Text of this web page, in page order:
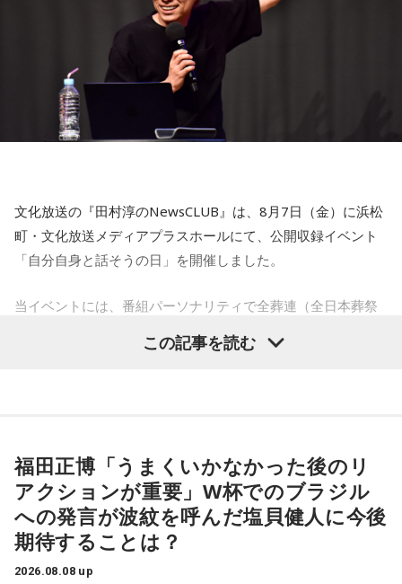
【5位】牡牛座（おうし座）
趣味や友達付き合いが活発な運気です。今日は心の充実感を
感じやすい日なので、好きなことをとことん楽しみましょ
う。ラッキーアイテムは、炭酸水。
【6位】乙女座（おとめ座）
【7位】牡羊座（おひつじ座）
マイペースに過ごせると良い日です。今日は部屋の片付けを
したり、書類の整理をしたり、身の回りの整理を心掛けて過
【8位】天秤座（てんびん座）
仕事運が好調な日。今日がお休みの人も忙しさが目立ちそう
に必要なことについて考えてみましょう。ラッキーアイテム
はコーヒー。
【10位】獅子座（しし座）
内省がテーマの日です。今日はこれまでを振り返って色々な
ことを見直してみましょう。スマホのデータの整理をした
文化放送の『田村淳のNewsCLUB』は、8月7日（金）に浜松
町・文化放送メディアプラスホールにて、公開収録イベント
「自分自身と話そうの日」を開催しました。
当イベントには、番組パーソナリティで全葬連（全日本葬祭
業協同組合連合会）のフューネラルアンバサダーも務める田
村淳と、アシスタントの砂山圭大郎アナウンサーが登壇。
昨年に続き2回目の開催となる本イベントは、参加者が自分自
身を見つめ直す2つのコーナーで展開。「自分への表彰状を送
ろう」のコーナーでは、大きな成功でなくても「自分、本当
によく頑張ったな」と思えるこれまでの出来事を、“自分への
表彰状”という形で来場者から募集・紹介。自身の記憶を改め
この記事を読む
福田正博「うまくいかなかった後のリ
アクションが重要」W杯でのブラジル
への発言が波紋を呼んだ塩貝健人に今後
期待することは？
2026.08.08 up